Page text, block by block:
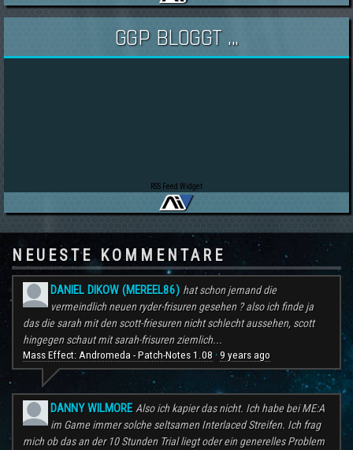
GGP BLOGGT ...
RSS Feed Widget
NEUESTE KOMMENTARE
DANIEL DIKOW (MEREEL86) hat schon jemand die
vermeindlich neuen ryder-frisuren gesehen ? also ich finde ja
das die sarah mit den scott-friesuren nicht schlecht aussehen, scott
hingegen schaut mit sarah-frisuren ziemlich...
Mass Effect: Andromeda - Patch-Notes 1.08 · 9 years ago
DANNY WILMORE Also ich kapier das nicht. Ich habe bei ME:A
im Game immer solche seltsamen Interlaced Streifen. Ich frag
mich ob das an der 10 Stunden Trial liegt oder ein generelles Problem